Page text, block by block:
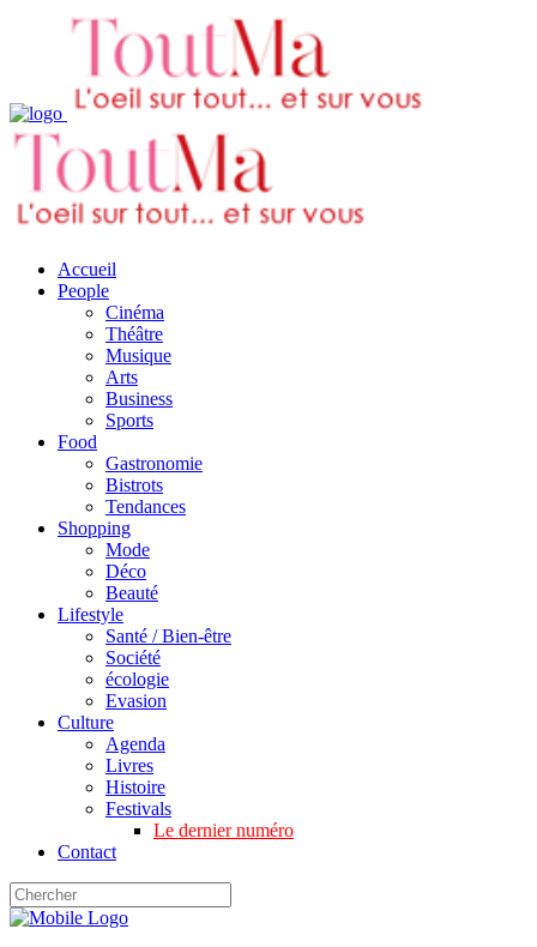
Accueil
People
Cinéma
Théâtre
Musique
Arts
Business
Sports
Food
Gastronomie
Bistrots
Tendances
Shopping
Mode
Déco
Beauté
Lifestyle
Santé / Bien-être
Société
écologie
Evasion
Culture
Agenda
Livres
Histoire
Festivals
Le dernier numéro
Contact